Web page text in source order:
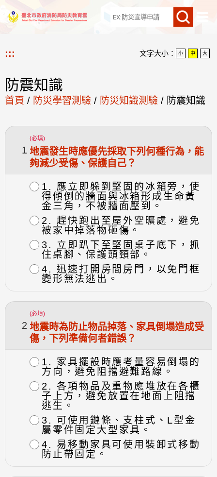
網站導覽
::: 文字大小： 小 中 大
防震知識
首頁 / 防災學習測驗 / 防災知識測驗 / 防震知識
1
(必填)
地震發生時應優先採取下列何種行為，能
夠減少受傷、保護自己？
1. 應立即躲到堅固的冰箱旁，使
得傾倒的牆面與冰箱形成生命黃
金三角，不被牆面壓到。
2. 趕快跑出至屋外空曠處，避免
被家中掉落物砸傷。
3. 立即趴下至堅固桌子底下，抓
住桌腳、保護頭頸部。
4. 迅速打開房間房門，以免門框
變形無法逃出。
2
(必填)
地震時為防止物品掉落、家具倒塌造成受
傷，下列準備何者錯誤？
1. 家具擺設時應考量容易倒塌的
方向，避免阻擋避難路線。
2. 各項物品及重物應堆放在各櫃
子上方，避免放置在地面上阻擋
逃生。
3. 可使用鏈條、支柱式、L型金
屬零件固定大型家具。
4. 易移動家具可使用裝卸式移動
防止帶固定。